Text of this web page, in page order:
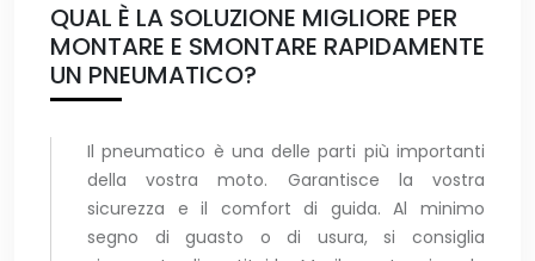
QUAL È LA SOLUZIONE MIGLIORE PER
MONTARE E SMONTARE RAPIDAMENTE
UN PNEUMATICO?
Il pneumatico è una delle parti più importanti
della vostra moto. Garantisce la vostra
sicurezza e il comfort di guida. Al minimo
segno di guasto o di usura, si consiglia